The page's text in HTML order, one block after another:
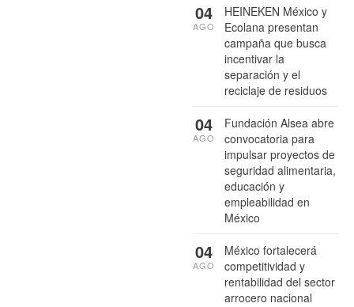
HEINEKEN México y
Ecolana presentan
campaña que busca
incentivar la
separación y el
reciclaje de residuos
04
AGO
Fundación Alsea abre
convocatoria para
impulsar proyectos de
seguridad alimentaria,
educación y
empleabilidad en
México
04
AGO
México fortalecerá
competitividad y
rentabilidad del sector
arrocero nacional
04
AGO